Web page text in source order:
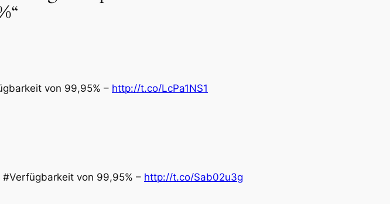
von 99,95% – http://t.co/LcPa1NS1
von 99,95% – http://t.co/Sab02u3g